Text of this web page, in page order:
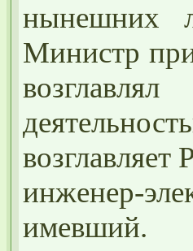
нынешних
Министр
инженер-
имевший.